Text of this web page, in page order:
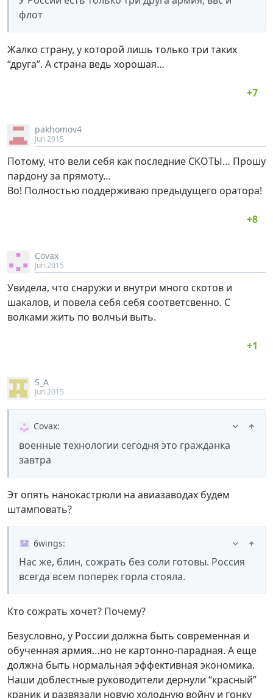
флот
Жалко страну, у которой лишь только три таких
“друга”. А страна ведь хорошая…
pakhomov4
Jun 2015
Потому, что вели себя как последние СКОТЫ… Прошу
пардону за прямоту…
Во! Полностью поддерживаю предыдущего оратора!
Covax
Jun 2015
Увидела, что снаружи и внутри много скотов и
шакалов, и повела себя себя соответсвенно. С
волками жить по волчьи выть.
S_A
Jun 2015
Covax:
военные технологии сегодня это гражданка
завтра
Эт опять нанокастрюли на авиазаводах будем
штамповать?
6wings:
Нас же, блин, сожрать без соли готовы. Россия
всегда всем поперёк горла стояла.
Кто сожрать хочет? Почему?
Безусловно, у России должна быть современная и
обученная армия…но не картонно-парадная. А еще
должна быть нормальная эффективная экономика.
Наши доблестные руководители дернули “красный”
краник и развязали новую холодную войну и гонку